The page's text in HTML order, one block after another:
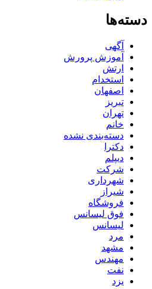
دسته‌ها
آگهی
آموزش پرورش
ارتش
استخدام
اصفهان
تبریز
تهران
خانم
دسته‌بندی نشده
دکترا
دیپلم
شرکت
شهرداری
شیراز
فروشگاه
فوق لیسانس
لیسانس
مرد
مشهد
مهندس
نفت
یزد